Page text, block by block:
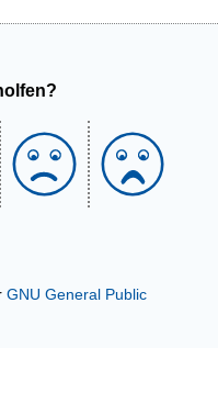
GNU General Public